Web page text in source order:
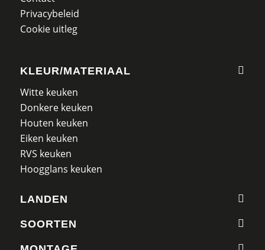
Privacybeleid
Cookie uitleg
KLEUR/MATERIAAL
Witte keuken
Donkere keuken
Houten keuken
Eiken keuken
RVS keuken
Hoogglans keuken
LANDEN
SOORTEN